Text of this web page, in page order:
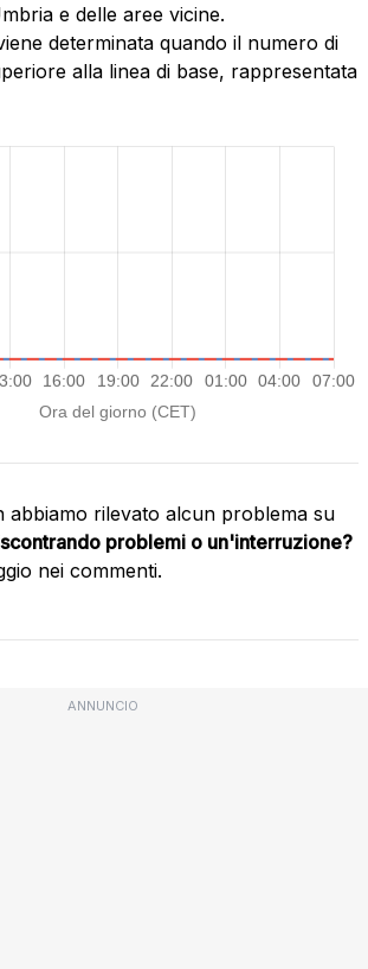
e delle aree vicine.
determinata quando il numero di
alla linea di base, rappresentata
abbiamo rilevato alcun problema su
problemi o un'interruzione?
nei commenti.
ANNUNCIO